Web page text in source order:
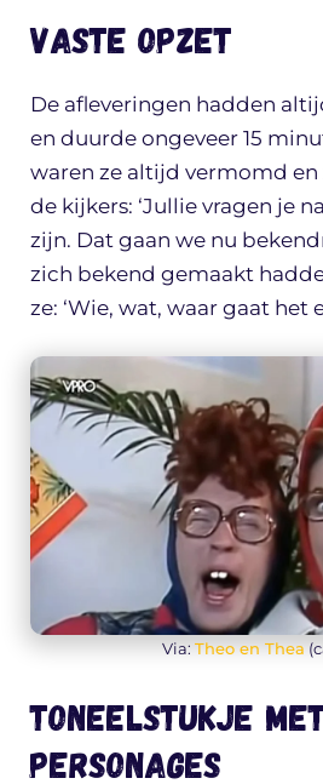
Vaste opzet
De afleveringen hadden
en duurde ongeveer 15
waren ze altijd vermomd en
de kijkers: ‘Jullie vragen je
zijn. Dat gaan we nu
zich bekend gemaakt
ze: ‘Wie, wat, waar gaat het
Via: Theo en Thea
Toneelstukje
personages